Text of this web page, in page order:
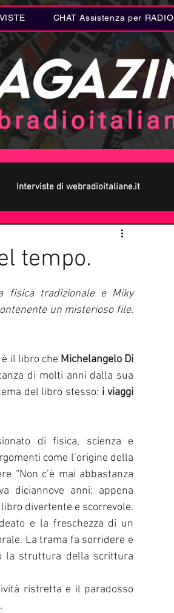
CHAT Assistenza per RADIO
Interviste di webradioitaliane.it
Letteratura
Anniversari Sanremo
tempo.
fisica tradizionale e Miky
un misterioso file.
è il libro che Michelangelo Di
di molti anni dalla sua
del libro stesso: i viaggi
di fisica, scienza e
come l’origine della
“Non c’è mai abbastanza
diciannove anni: appena
divertente e scorrevole.
La trama fa sorridere e
la struttura della scrittura
ristretta e il paradosso